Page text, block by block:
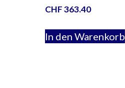
CHF363.40
In den Warenkorb